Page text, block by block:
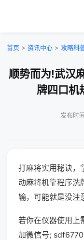
首页 > 资讯中心 > 攻略科
顺势而为!武汉
牌四口机
发布时
打麻将实用秘诀，
动麻将机靠程序洗
输，可能就是没注
若你在仪器使用上
加微信号; sdf6770